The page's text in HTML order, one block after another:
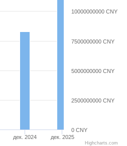
дек. 2024 дек. 2025
0 CNY
2500000000 CNY
5000000000 CNY
7500000000 CNY
10000000000 CNY
Highcharts.com